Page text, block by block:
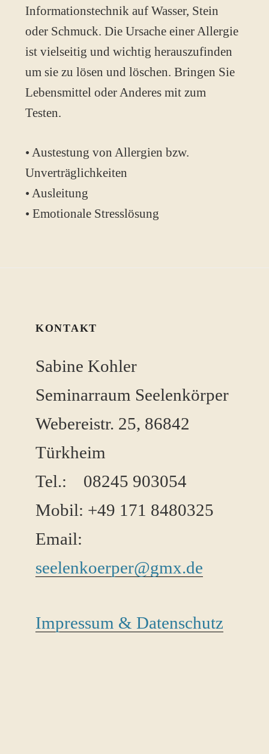
Informationstechnik auf Wasser, Stein
oder Schmuck. Die Ursache einer Allergie
ist vielseitig und wichtig herauszufinden
um sie zu lösen und löschen. Bringen Sie
Lebensmittel oder Anderes mit zum
Testen.
• Austestung von Allergien bzw.
Unverträglichkeiten
• Ausleitung
• Emotionale Stresslösung
KONTAKT
Sabine Kohler
Seminarraum Seelenkörper
Webereistr. 25, 86842
Türkheim
Tel.: 08245 ​903054
Mobil: +49 171 8480325
Email:
seelenkoerper@gmx.de
Impressum & Datenschutz